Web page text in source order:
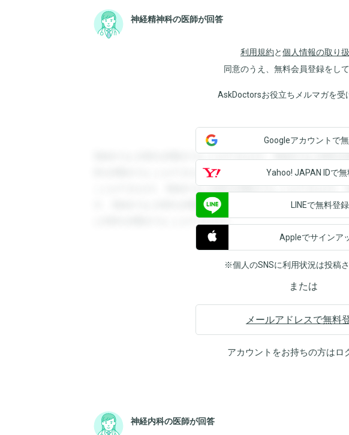
神経精神科の医師が回答
利用規約と個人情報の取り
同意のうえ、無料会員登録をし
AskDoctorsお役立ちメルマガを受
登録すると回答を閲覧することができます。登録すると回答
答を閲覧することができます。登録すると回答を閲覧するこ
ことができます。登録すると回答を閲覧することができます
す。登録すると回答を閲覧することができます。登録すると
と回答を閲覧することができます。
Googleアカウントで
Yahoo! JAPAN IDで
LINEで無料登録
Appleでサインア
※個人のSNSに利用状況は投稿
または
メールアドレスで無料
アカウントをお持ちの方はロ
神経内科の医師が回答